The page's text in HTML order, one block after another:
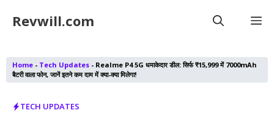
Revwill.com
Home - Tech Updates - Realme P4 5G धमाकेदार डील: सिर्फ ₹15,999 में 7000mAh
बैटरी वाला फोन, जानें इतने कम दाम में क्या-क्या मिलेगा!
TECH UPDATES